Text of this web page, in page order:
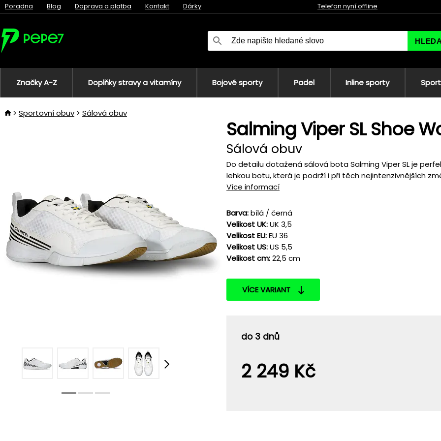
Poradna Blog Doprava a platba Kontakt Dárky Telefon nyní offline
Značky A-Z Doplňky stravy a vitamíny Bojové sporty Padel Inline sporty
Sportovní obuv Sálová obuv
Salming Viper SL Shoe
Sálová obuv
Do detailu dotažená sálová bota Salming Viper SL je
lehkou botu, která je podrží i při těch nejintenzivnějších
Více informací
Barva:bílá / černá
Velikost UK:UK 3,5
Velikost EU:EU 36
Velikost US:US 5,5
Velikost cm:22,5 cm
VÍCE VARIANT
do 3 dnů
2 249 Kč